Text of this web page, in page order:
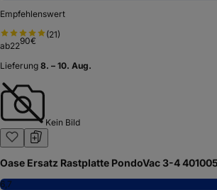
Empfehlenswert
(21)
ab2290€
Lieferung 8. – 10. Aug.
Kein Bild
Oase Ersatz Rastplatte PondoVac 3-4
6,7